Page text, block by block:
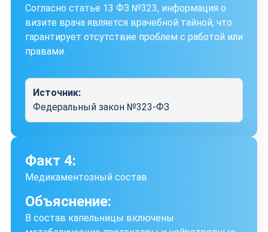
Согласно статье 13 ФЗ №323, информация о
визите врача является врачебной тайной, что
гарантирует отсутствие проблем с работой или
правами.
Источник:
Федеральный закон №323-ФЗ
Факт 4:
Медикаментозный состав
Объяснение:
В состав капельницы включены